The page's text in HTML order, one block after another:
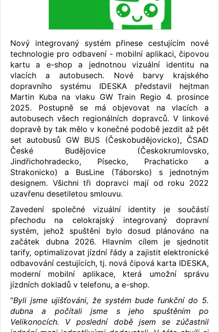
Nový integrovaný systém přinese cestujícím nové
technologie pro odbavení - mobilní aplikaci, čipovou
kartu a e-shop a jednotnou vizuální identitu na
vlacích a autobusech. Nové barvy krajského
dopravního systému IDESKA představil hejtman
Martin Kuba na vlaku GW Train Regio 4. prosince
2025. Postupně se má objevovat na vlacích a
autobusech všech regionálních dopravců. V linkové
dopravě by tak mělo v konečné podobě jezdit až pět
set autobusů GW BUS (Českobudějovicko), ČSAD
České Budějovice (Českokrumlovsko,
Jindřichohradecko, Písecko, Prachaticko a
Strakonicko) a BusLine (Táborsko) s jednotným
designem. Všichni tři dopravci mají od roku 2022
uzavřenu desetiletou smlouvu.
Zavedení společné vizuální identity je součástí
přechodu na celokrajský integrovaný dopravní
systém, jehož spuštění bylo dosud plánováno na
začátek dubna 2026. Hlavním cílem je sjednotit
tarify, optimalizovat jízdní řády a zajistit elektronické
odbavování cestujících, tj. nová čipová karta IDESKA,
moderní mobilní aplikace, která umožní správu
jízdních dokladů v telefonu, a e-shop.
"Byli jsme ujišťováni, že systém bude funkční do 5.
dubna a počítali jsme s jeho spuštěním po
Velikonocích. V poslední době jsem se zúčastnil